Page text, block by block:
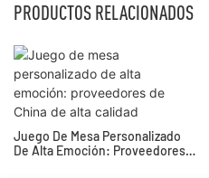
PRODUCTOS RELACIONADOS
Juego De Mesa Personalizado
De Alta Emoción: Proveedores